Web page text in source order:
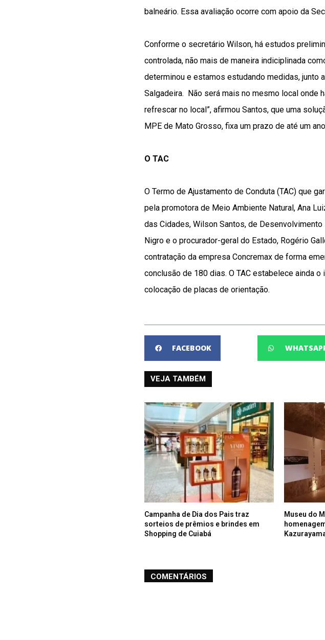
balneário. Essa avaliação ocorre com apoio da
Conforme o secretário Wilson, há estudos
controlada, não mais de maneira indiciplinada
determinou e estamos estudando medidas, junto
Salgadeira. Não será mais no mesmo local onde
refrescar no local”, afirmou Santos, que uma
MPE de Mato Grosso, fixa um prazo de até um
O TAC
O Termo de Ajustamento de Conduta (TAC) que
pela promotora de Meio Ambiente Natural, Ana
das Cidades, Wilson Santos, de
Nigro e o procurador-geral do Estado, Rogério
contratação da empresa Concremax de forma
conclusão de 180 dias. O TAC estabelece ainda
colocação de placas de orientação.
FACEBOOK
VEJA TAMBÉM
Campanha de Dia dos Pais traz
sorteios de prêmios e brindes em
Shopping de Cuiabá
Museu do
COMENTÁRIOS